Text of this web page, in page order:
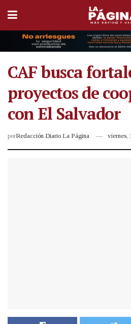
CAF busca
proyectos de
con El Salvador
porRedacción Diario La Página viernes,